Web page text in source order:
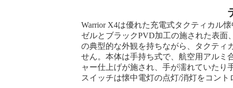
Warrior X4は優れた充電式タクティカル
ゼルとブラックPVD加工の施された表
の典型的な外観を持ちながら、タクティ
せん。本体は手持ち式で、航空用アルミ
ャー仕上げが施され、手が濡れていたり
スイッチは懐中電灯の点灯/消灯をコント